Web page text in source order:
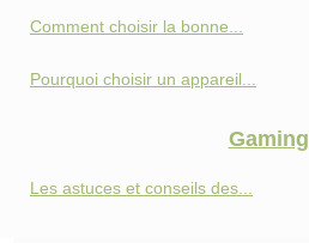
Comment choisir la bonne...
Pourquoi choisir un appareil...
Gaming
Les astuces et conseils des...